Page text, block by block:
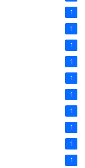
1
1
1
1
1
1
1
1
1
1